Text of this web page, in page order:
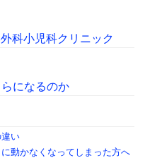
科小児科クリニック
になるのか
い
動かなくなってしまった方へ